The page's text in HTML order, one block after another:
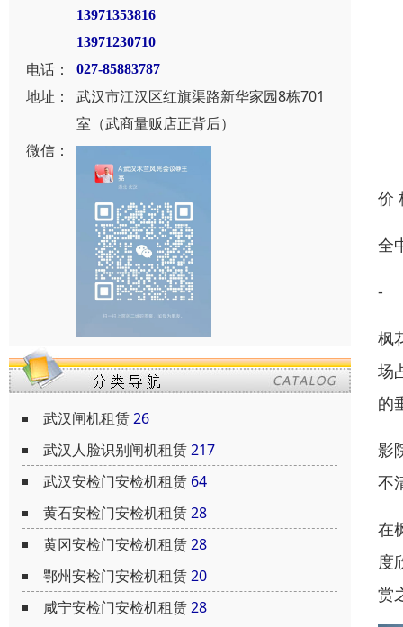
13971353816
13971230710
电话： 027-85883787
地址：
武汉市江汉区红旗渠路新华家园8栋701
室（武商量贩店正背后）
微信：
武汉闸机租赁26
武汉人脸识别闸机租赁217
武汉安检门安检机租赁 64
黄石安检门安检机租赁28
黄冈安检门安检机租赁28
鄂州安检门安检机租赁20
咸宁安检门安检机租赁28
价
全
-
枫
场
的
影
不
在
度
赏